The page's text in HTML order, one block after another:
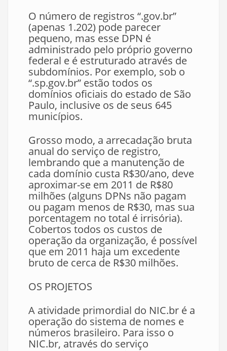
O número de registros “.gov.br”
(apenas 1.202) pode parecer
pequeno, mas esse DPN é
administrado pelo próprio governo
federal e é estruturado através de
subdomínios. Por exemplo, sob o
“.sp.gov.br” estão todos os
domínios oficiais do estado de São
Paulo, inclusive os de seus 645
municípios.
Grosso modo, a arrecadação bruta
anual do serviço de registro,
lembrando que a manutenção de
cada domínio custa R$30/ano, deve
aproximar-se em 2011 de R$80
milhões (alguns DPNs não pagam
ou pagam menos de R$30, mas sua
porcentagem no total é irrisória).
Cobertos todos os custos de
operação da organização, é possível
que em 2011 haja um excedente
bruto de cerca de R$30 milhões.
OS PROJETOS
A atividade primordial do NIC.br é a
operação do sistema de nomes e
números brasileiro. Para isso o
NIC.br, através do serviço